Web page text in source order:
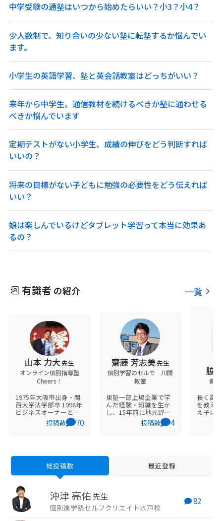
中学受験の通塾はいつから始めたらいい？小3？小4？
少人数制で、知り合いの少ない塾に転塾するか悩んでい
ます。
小学生の英語学習、塾と英会話教室はどっちがいい？
来年から中学生。通信教材を続けるべきか塾に通わせる
べきか悩んでいます
定期テストがない小学生、成績の伸びをどう判断すれば
いいの？
将来の目標がない子どもに勉強の必要性をどう伝えれば
いい？
娘は楽しんでいるけどタブレット学習って本当に効果あ
るの？
有識者 の紹介 一覧
山本 力大先生
オンライン個別指導塾
Cheers！
1975年大阪市出身・関
西大学法学部卒 1998年
ビジネスオーナーとし
NSC30期生としてワッ
の旅へ 現在はオンライ
ン学習塾Cheers！の塾
長として、全国の子供
達と日々切磋琢磨して
いる
投稿数 70
齋藤 芳志美先生
個別学習のセルモ 川間
教室
東証一部上場企業で学
んだ経験・知識を生か
し、15年前に地元野田
市で開業しました。
『地域で一番！生徒と
とし、保護者様と生徒
を第一に考える塾を目
標にしています。 中学
みたい･･･」と言われて
ます・・・
投稿数 4
脇
傳
長く高
を教え
え子に
ストで
総投稿数 最近登録
沖津 亮佑先生
個別進学塾セルフクリエイト水戸校
82